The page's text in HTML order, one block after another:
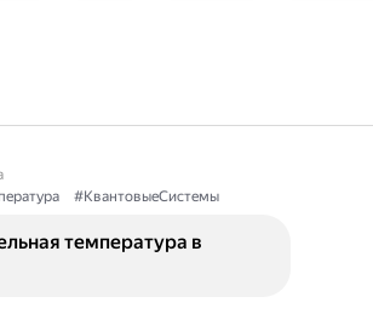
#КвантовыеСистемы
температура в